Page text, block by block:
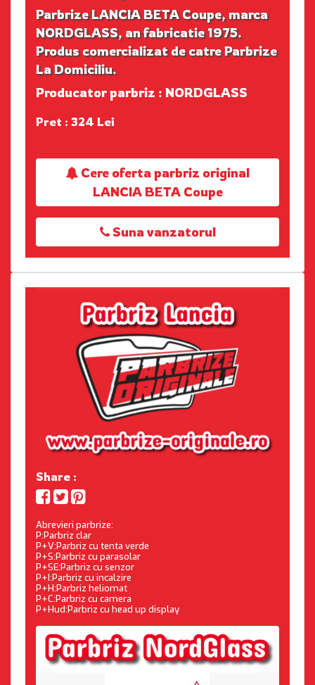
Parbrize LANCIA BETA Coupe, marca
NORDGLASS, an fabricatie 1975.
Produs comercializat de catre Parbrize
La Domiciliu.
Producator parbriz : NORDGLASS
Pret : 324 Lei
Cere oferta parbriz original
LANCIA BETA Coupe
Suna vanzatorul
Share :
Abrevieri parbrize:
P:Parbriz clar
P+V:Parbriz cu tenta verde
P+S:Parbriz cu parasolar
P+SE:Parbriz cu senzor
P+I:Parbriz cu incalzire
P+H:Parbriz heliomat
P+C:Parbriz cu camera
P+Hud:Parbriz cu head up display